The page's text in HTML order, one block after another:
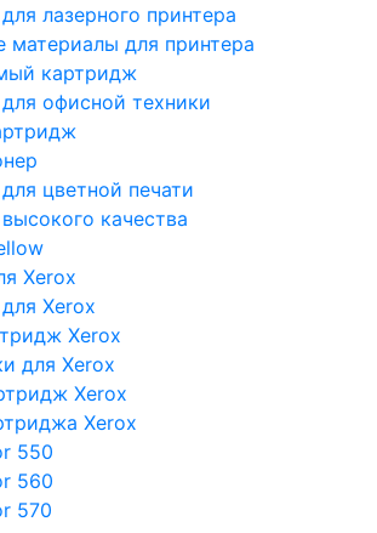
лазерного принтера
материалы для принтера
картридж
офисной техники
цветной печати
качества
Xerox
Xerox
Xerox
для Xerox
Xerox
Xerox
550
560
570